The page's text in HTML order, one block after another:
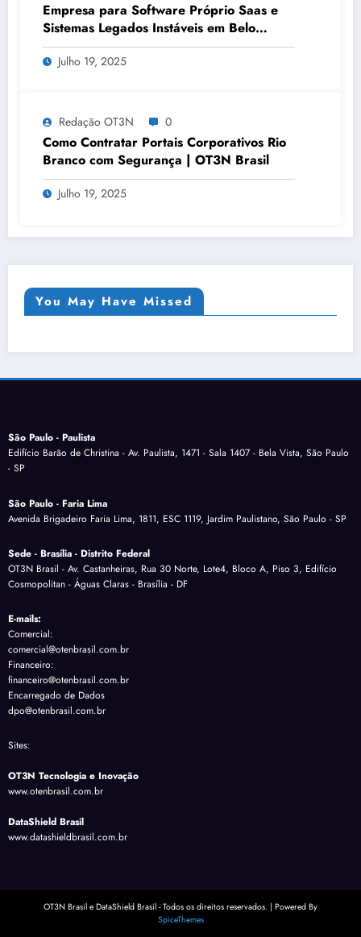
Empresa para Software Próprio Saas e
Sistemas Legados Instáveis em Belo
Horizonte | OT3N Brasil – Guia 3449
Julho 19, 2025
Redação OT3N 0
Como Contratar Portais Corporativos Rio
Branco com Segurança | OT3N Brasil
Julho 19, 2025
You May Have Missed
São Paulo - Paulista
Edifício Barão de Christina - Av. Paulista, 1471 - Sala 1407 - Bela Vista, São Paulo
- SP
São Paulo - Faria Lima
Avenida Brigadeiro Faria Lima, 1811, ESC 1119, Jardim Paulistano, São Paulo - SP
Sede - Brasília - Distrito Federal
OT3N Brasil - Av. Castanheiras, Rua 30 Norte, Lote4, Bloco A, Piso 3, Edifício
Cosmopolitan - Águas Claras - Brasília - DF
E-mails:
Comercial:
comercial@otenbrasil.com.br
Financeiro:
financeiro@otenbrasil.com.br
Encarregado de Dados
dpo@otenbrasil.com.br
Sites:
OT3N Tecnologia e Inovação
www.otenbrasil.com.br
DataShield Brasil
www.datashieldbrasil.com.br
OT3N Brasil e DataShield Brasil - Todos os direitos reservados. | Powered By
SpiceThemes